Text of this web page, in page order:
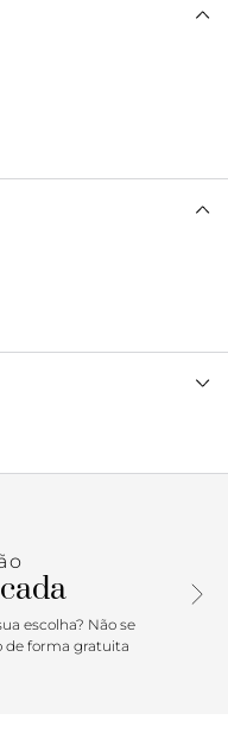
com capas em
em couro marrom.
em zíper.
escolha? Não se
de forma gratuita